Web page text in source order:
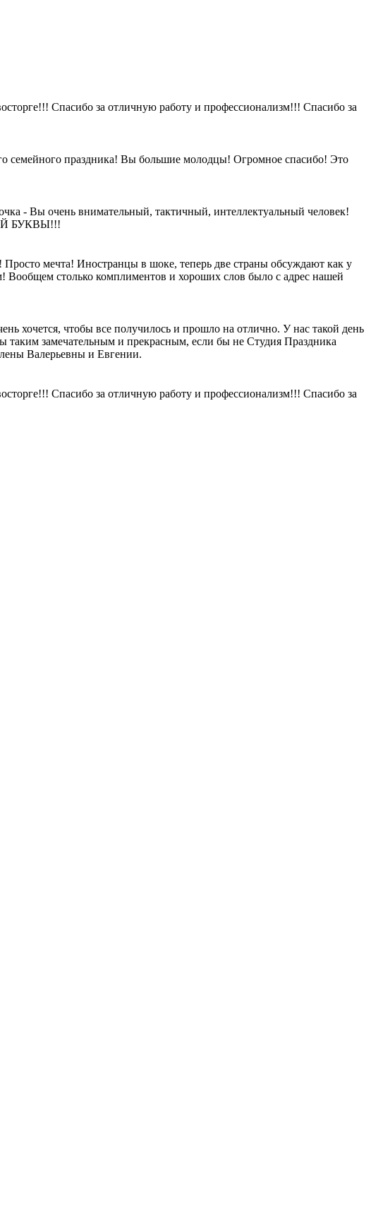
Спасибо за отличную работу и профессионализм!!! Спасибо за
семейного праздника! Вы большие молодцы! Огромное спасибо! Это
- Вы очень внимательный, тактичный, интеллектуальный человек!
БУКВЫ!!!
Просто мечта! Иностранцы в шоке, теперь две страны обсуждают как у
Вообщем столько комплиментов и хороших слов было с адрес нашей
хочется, чтобы все получилось и прошло на отлично. У нас такой день
таким замечательным и прекрасным, если бы не Студия Праздника
Валерьевны и Евгении.
Спасибо за отличную работу и профессионализм!!! Спасибо за